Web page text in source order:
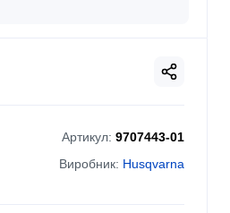
Артикул: 9707443-01
Виробник: Husqvarna